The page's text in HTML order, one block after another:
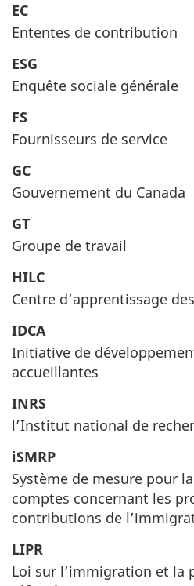
EC
Ententes de contribution
ESG
Enquête sociale générale
FS
Fournisseurs de service
GC
Gouvernement du Canada
GT
Groupe de travail
HILC
Centre d’apprentissage
IDCA
Initiative de
accueillantes
INRS
l’Institut national de
iSMRP
Système de mesure pour
comptes concernant les
contributions de
LIPR
Loi sur l’immigration et la